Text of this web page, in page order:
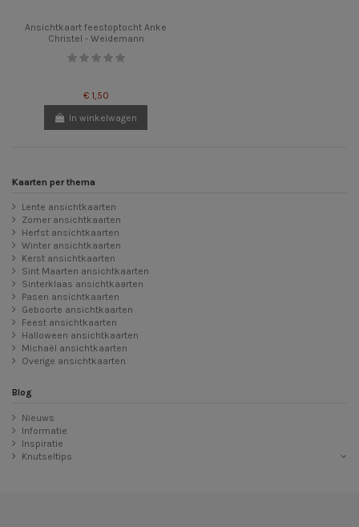
Ansichtkaart feestoptocht Anke
Christel - Weidemann
€ 1,50
In winkelwagen
Kaarten per thema
Lente ansichtkaarten
Zomer ansichtkaarten
Herfst ansichtkaarten
Winter ansichtkaarten
Kerst ansichtkaarten
Sint Maarten ansichtkaarten
Sinterklaas ansichtkaarten
Pasen ansichtkaarten
Geboorte ansichtkaarten
Feest ansichtkaarten
Halloween ansichtkaarten
Michaël ansichtkaarten
Overige ansichtkaarten
Blog
Nieuws
Informatie
Inspiratie
Knutseltips